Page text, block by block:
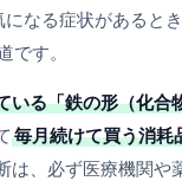
なる症状があるとき
です。
いる「鉄の形（化合
毎月続けて買う消耗
は、必ず医療機関や